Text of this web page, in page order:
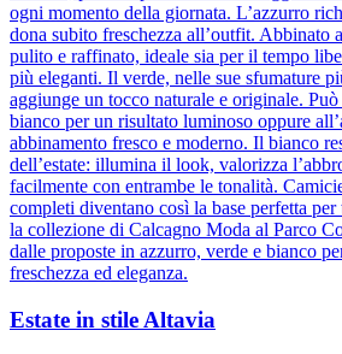
ogni momento della giornata. L’azzurro
dona subito freschezza all’outfit. Abbinato
pulito e raffinato, ideale sia per il tempo
più eleganti. Il verde, nelle sue sfumature
aggiunge un tocco naturale e originale. Può
bianco per un risultato luminoso oppure
abbinamento fresco e moderno. Il bianco
dell’estate: illumina il look, valorizza
facilmente con entrambe le tonalità.
completi diventano così la base perfetta
la collezione di Calcagno Moda al Parco
dalle proposte in azzurro, verde e bianco
freschezza ed eleganza.
Estate in stile Altavia